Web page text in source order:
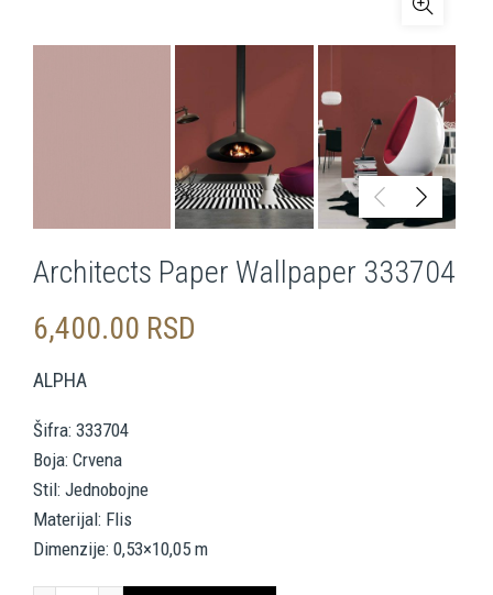
Architects Paper Wallpaper 333704
6,400.00 RSD
ALPHA
Šifra: 333704
Boja: Crvena
Stil: Jednobojne
Materijal: Flis
Dimenzije: 0,53×10,05 m